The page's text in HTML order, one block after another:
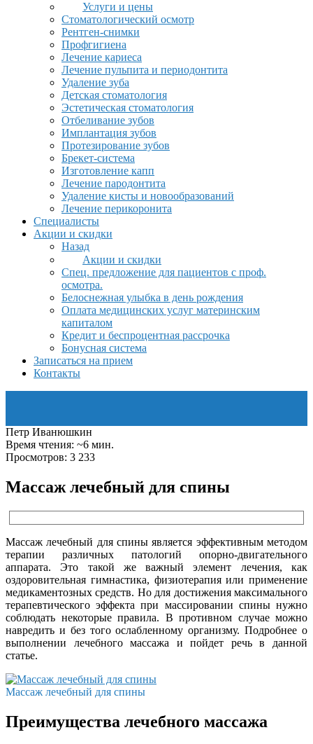
Услуги и цены
Стоматологический осмотр
Рентген-снимки
Профгигиена
Лечение кариеса
Лечение пульпита и периодонтита
Удаление зуба
Детская стоматология
Эстетическая стоматология
Отбеливание зубов
Имплантация зубов
Протезирование зубов
Брекет-система
Изготовление капп
Лечение пародонтита
Удаление кисты и новообразований
Лечение перикоронита
Специалисты
Акции и скидки
Назад
Акции и скидки
Спец. предложение для пациентов с проф.
осмотра.
Белоснежная улыбка в день рождения
Оплата медицинских услуг материнским
капиталом
Кредит и беспроцентная рассрочка
Бонусная система
Записаться на прием
Контакты
Петр Иванюшкин
Время чтения: ~6 мин.
Просмотров: 3 233
Массаж лечебный для спины
Массаж лечебный для спины является эффективным методом
терапии различных патологий опорно-двигательного
аппарата. Это такой же важный элемент лечения, как
оздоровительная гимнастика, физиотерапия или применение
медикаментозных средств. Но для достижения максимального
терапевтического эффекта при массировании спины нужно
соблюдать некоторые правила. В противном случае можно
навредить и без того ослабленному организму. Подробнее о
выполнении лечебного массажа и пойдет речь в данной
статье.
Массаж лечебный для спины
Преимущества лечебного массажа